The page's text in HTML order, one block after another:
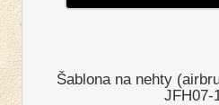
Šablona na nehty
JFH07-